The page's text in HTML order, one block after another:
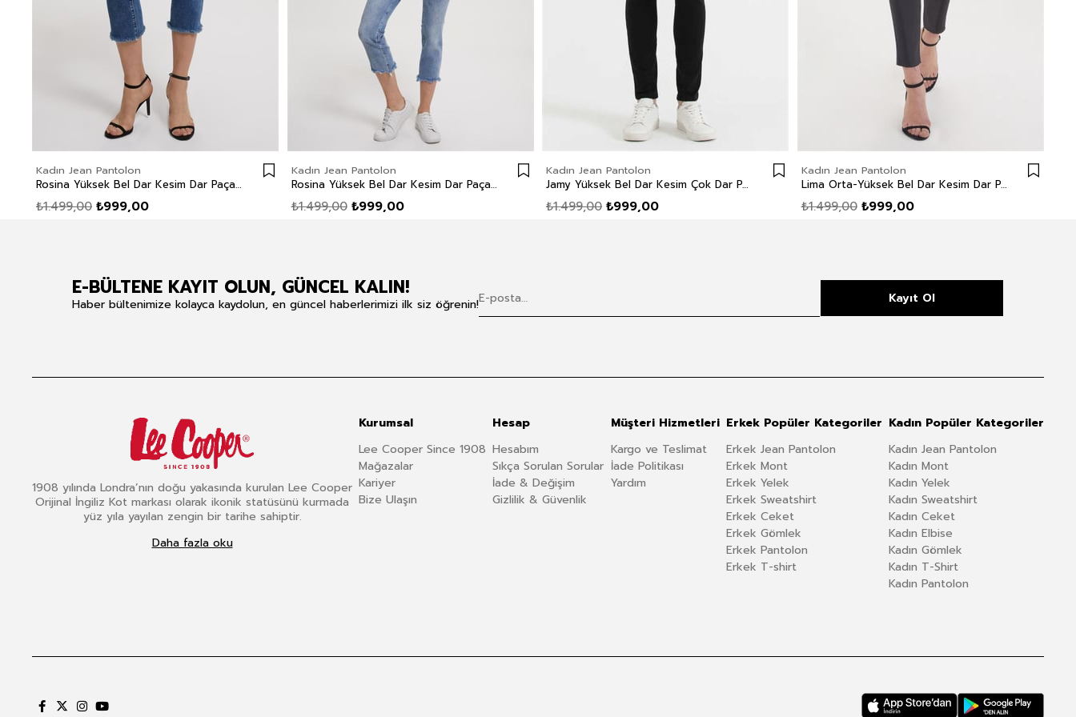
Kadın Jean Pantolon
Rosina Yüksek Bel Dar Kesim Dar Paça Aster Mid Kadın Jean Pantolon
₺999,00
₺1.499,00
Kadın Jean Pantolon
Rosina Yüksek Bel Dar Kesim Dar Paça Aster Wash Kadın Jean Pantolon
₺999,00
₺1.499,00
Kadın Jean Pantolon
Jamy Yüksek Bel Dar Kesim Çok Dar Paça Siyah Kadın Jean Pantolon
₺999,00
₺1.499,00
Kadın Jean Pantolon
Lima Orta-Yüksek Bel Dar Kesim Dar Paça Siyah Kadın Jean Pantolon
₺999,00
₺1.499,00
E-BÜLTENE KAYIT OLUN, GÜNCEL KALIN!
Haber bültenimize kolayca kaydolun, en güncel haberlerimizi ilk siz öğrenin! Kayıt Ol
1908 yılında Londra’nın doğu yakasında kurulan Lee Cooper
Orijinal İngiliz Kot markası olarak ikonik statüsünü kurmada
yüz yıla yayılan zengin bir tarihe sahiptir.
Daha fazla oku
Kurumsal
Lee Cooper Since 1908
Mağazalar
Kariyer
Bize Ulaşın
Hesap
Hesabım
Sıkça Sorulan Sorular
İade & Değişim
Gizlilik & Güvenlik
Müşteri Hizmetleri
Kargo ve Teslimat
İade Politikası
Yardım
Erkek Popüler Kategoriler
Erkek Jean Pantolon
Erkek Mont
Erkek Yelek
Erkek Sweatshirt
Erkek Ceket
Erkek Gömlek
Erkek Pantolon
Erkek T-shirt
Kadın Popüler Kategoriler
Kadın Jean Pantolon
Kadın Mont
Kadın Yelek
Kadın Sweatshirt
Kadın Ceket
Kadın Elbise
Kadın Gömlek
Kadın T-Shirt
Kadın Pantolon